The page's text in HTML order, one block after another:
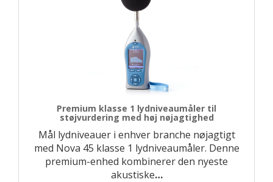
Premium klasse 1 lydniveaumåler til
støjvurdering med høj nøjagtighed
Mål lydniveauer i enhver branche nøjagtigt
med Nova 45 klasse 1 lydniveaumåler. Denne
premium-enhed kombinerer den nyeste
akustiske…